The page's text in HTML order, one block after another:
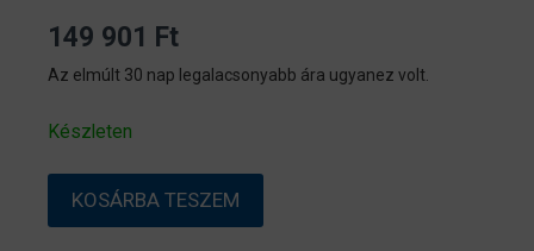
149 901 Ft
Az elmúlt 30 nap legalacsonyabb ára ugyanez volt.
Készleten
KOSÁRBA TESZEM